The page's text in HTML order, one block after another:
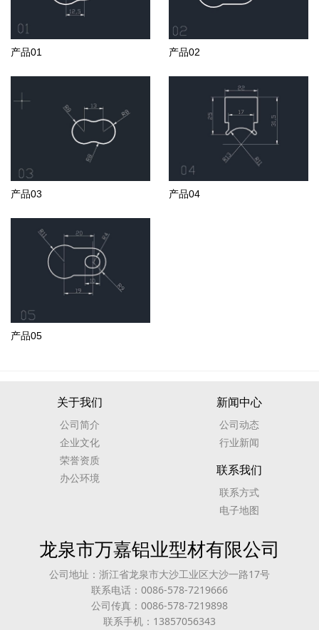
产品01 产品02
产品03 产品04
产品05
关于我们
公司简介
企业文化
荣誉资质
办公环境
新闻中心
公司动态
行业新闻
联系我们
联系方式
电子地图
龙泉市万嘉铝业型材有限公司
公司地址：浙江省龙泉市大沙工业区大沙一路17号
联系电话：0086-578-7219666
公司传真：0086-578-7219898
联系手机：13857056343